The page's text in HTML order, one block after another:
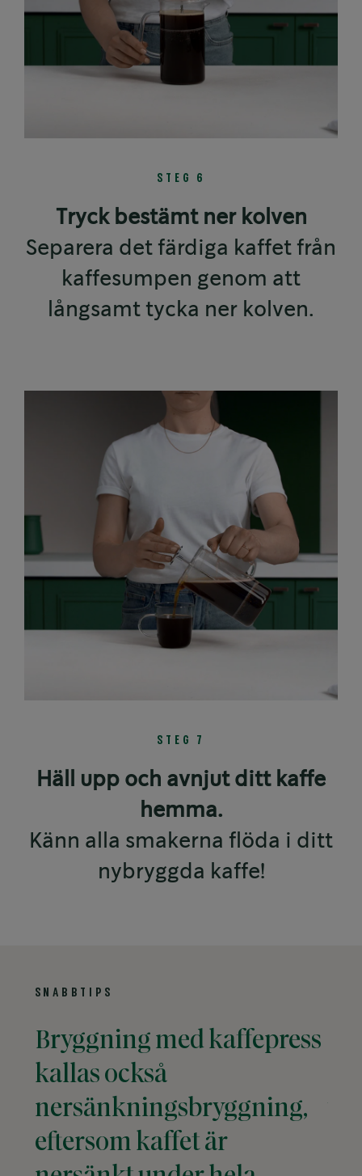
STEG 6
Tryck bestämt ner kolven
Separera det färdiga kaffet från
kaffesumpen genom att
långsamt tycka ner kolven.
STEG 7
Häll upp och avnjut ditt kaffe
hemma.
Känn alla smakerna flöda i ditt
nybryggda kaffe!
SNABBTIPS
Bryggning med kaffepress
kallas också
nersänkningsbryggning,
eftersom kaffet är